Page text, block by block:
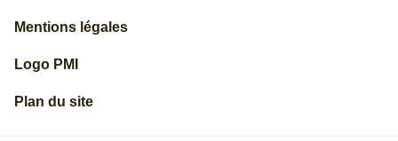
Mentions légales
Logo PMI
Plan du site